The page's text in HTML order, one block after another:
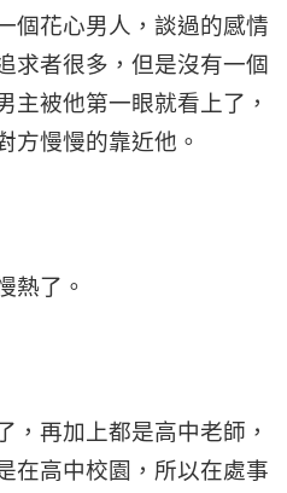
個花心男人，談過的感情
求者很多，但是沒有一個
主被他第一眼就看上了，
方慢慢的靠近他。
熱了。
，再加上都是高中老師，
在高中校園，所以在處事